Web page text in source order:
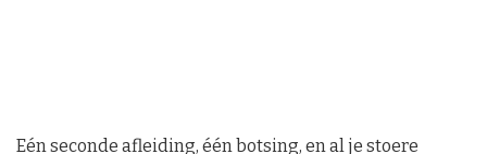
Eén seconde afleiding, één botsing, en al je stoere